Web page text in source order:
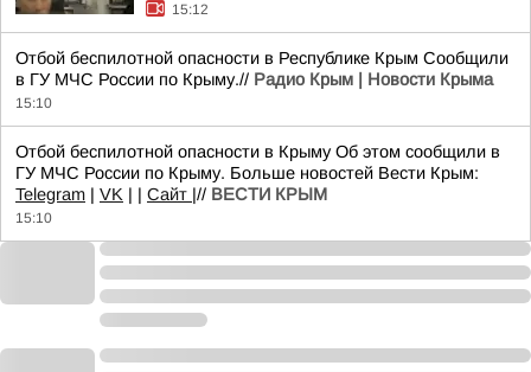
15:12
Отбой беспилотной опасности в Республике Крым Сообщили
в ГУ МЧС России по Крыму.// Радио Крым | Новости Крыма
15:10
Отбой беспилотной опасности в Крыму Об этом сообщили в
ГУ МЧС России по Крыму. Больше новостей Вести Крым:
Telegram | VK | | Сайт |// ВЕСТИ КРЫМ
15:10